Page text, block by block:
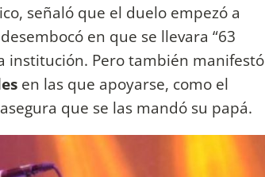
señaló que el duelo empezó a
en que se llevara “63
institución. Pero también manifestó
en las que apoyarse, como el
que se las mandó su papá.